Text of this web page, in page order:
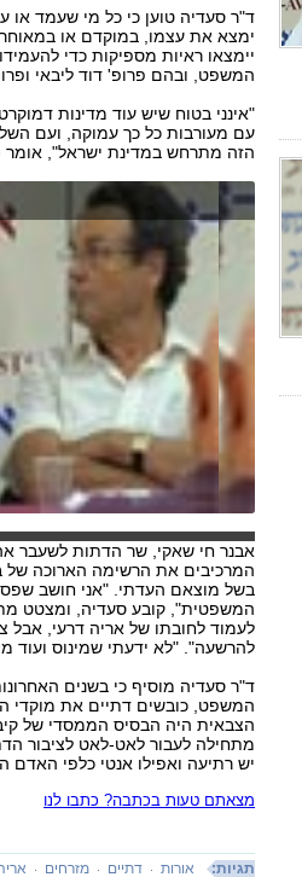
ד"ר סעדיה טוען כי כל מי שעמד או
ימצא את עצמו, במוקדם או
יימצאו ראיות מספיקות כדי
המשפט, ובהם פרופ' דוד ליבאי
"אינני בטוח שיש עוד מדינות
עם מעורבות כל כך עמוקה, ועם
הזה מתרחש במדינת ישראל", אומר
אבנר חי שאקי, שר הדתות לשעבר
המרכיבים את הרשימה הארוכה של
בשל מוצאם העדתי. "אני חושב
המשפטית", קובע סעדיה, ומצטט
לעמוד לחובתו של אריה דרעי, אבל
להרשעה". "לא ידעתי שמינוס ועוד
ד"ר סעדיה מוסיף כי בשנים
המשפט, כובשים דתיים את מוקדי
הצבאית היה הבסיס הממסדי של
מתחילה לעבור לאט-לאט לציבור
יש רתיעה ואפילו אנטי כלפי האדם
מצאתם טעות בכתבה? כתבו לנו
תגיות: אורות דתיים מזרחים